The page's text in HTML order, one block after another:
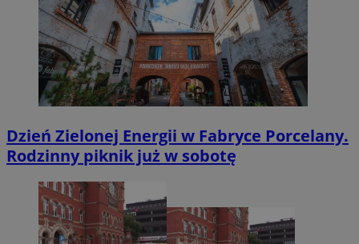
Dzień Zielonej Energii w Fabryce Porcelany.
Rodzinny piknik już w sobotę